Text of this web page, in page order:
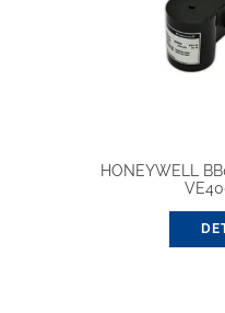
HONEYWELL